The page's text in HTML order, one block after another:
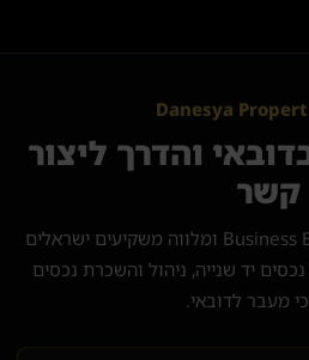
Danesya
והדרך ליצור
קשר
דנסיה פועלת ממשרד ב-Business Bay ומלווה משקיעים ישראלים
יד שנייה, ניהול והשכרת נכסים
מעבר לדובאי.